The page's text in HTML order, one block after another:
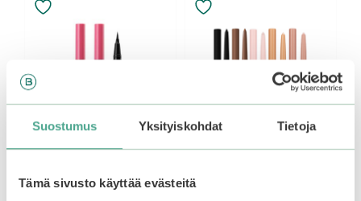
Suostumus Yksityiskohdat Tietoja
Tämä sivusto käyttää evästeitä
Tällä
tuotteella
useampi
muunnelma.
Voit
tehdä
valinnat
tuotteen
Tällä
useampi
tehdä
valinnat
tuotteen